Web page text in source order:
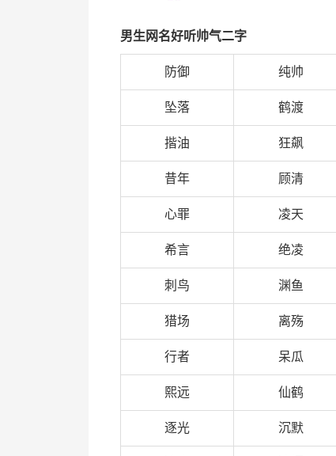
男生网名好听帅气二字
防御 纯帅
坠落 鹤渡
揩油 狂飙
昔年 顾清
心罪 凌天
希言 绝凌
刺鸟 渊鱼
猎场 离殇
行者 呆瓜
熙远 仙鹤
逐光 沉默